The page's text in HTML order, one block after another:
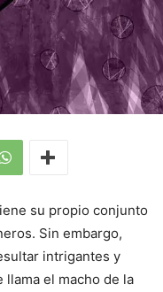
su propio conjunto
Sin embargo,
intrigantes y
llama el macho de la